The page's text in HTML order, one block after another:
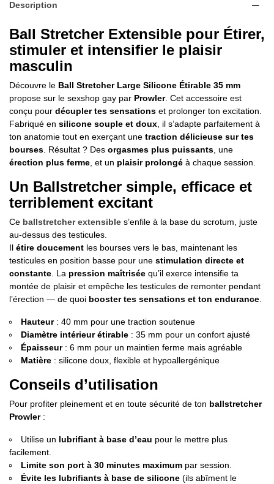
Description
Ball Stretcher Extensible pour Étirer,
stimuler et intensifier le plaisir
masculin
Découvre le Ball Stretcher Large Silicone Étirable 35 mm
propose sur le sexshop gay par Prowler. Cet accessoire est
conçu pour décupler tes sensations et prolonger ton excitation.
Fabriqué en silicone souple et doux , il s’adapte parfaitement à
ton anatomie tout en exerçant une traction délicieuse sur tes
bourses . Résultat ? Des orgasmes plus puissants , une
érection plus ferme , et un plaisir prolongé à chaque session.
Un Ballstretcher simple, efficace et
terriblement excitant
Ce ballstretcher extensible s’enfile à la base du scrotum, juste
au-dessus des testicules.
Il étire doucement les bourses vers le bas, maintenant les
testicules en position basse pour une stimulation directe et
constante . La pression maîtrisée qu’il exerce intensifie ta
montée de plaisir et empêche les testicules de remonter pendant
l’érection — de quoi booster tes sensations et ton endurance
Hauteur: 40 mm pour une traction soutenue
Diamètre intérieur étirable : 35 mm pour un confort ajusté
Épaisseur: 6 mm pour un maintien ferme mais agréable
Matière : silicone doux, flexible et hypoallergénique
Conseils d’utilisation
Pour profiter pleinement et en toute sécurité de ton ballstretcher
Prowler:
Utilise un lubrifiant à base d’eau pour le mettre plus
facilement.
Limite son port à 30 minutes maximum par session.
Évite les lubrifiants à base de silicone (ils abîment le